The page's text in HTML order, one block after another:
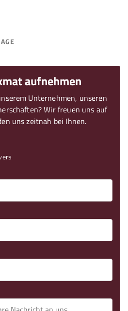
aufnehmen
Unternehmen, unseren
Wir freuen uns auf
uns zeitnah bei Ihnen.